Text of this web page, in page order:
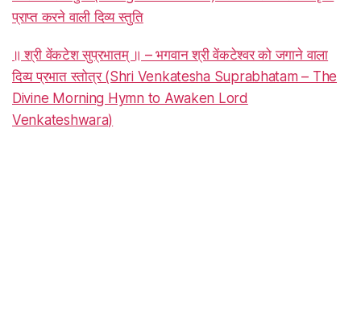
प्राप्त करने वाली दिव्य स्तुति
॥ श्री वेंकटेश सुप्रभातम् ॥ – भगवान श्री वेंकटेश्वर को जगाने वाला
दिव्य प्रभात स्तोत्र (Shri Venkatesha Suprabhatam – The
Divine Morning Hymn to Awaken Lord
Venkateshwara)